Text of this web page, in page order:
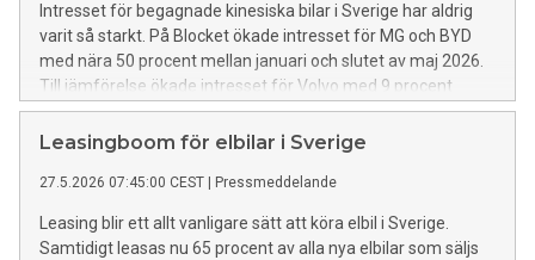
Intresset för begagnade kinesiska bilar i Sverige har aldrig
varit så starkt. På Blocket ökade intresset för MG och BYD
med nära 50 procent mellan januari och slutet av maj 2026.
Till jämförelse ökade intresset för Volvo med 9 procent
under samma period.
Leasingboom för elbilar i Sverige
27.5.2026 07:45:00 CEST Pressmeddelande
Leasing blir ett allt vanligare sätt att köra elbil i Sverige.
Samtidigt leasas nu 65 procent av alla nya elbilar som säljs